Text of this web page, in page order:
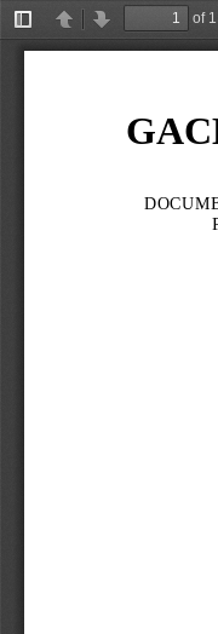
Toggle
Sidebar
PreviousNext
of 1